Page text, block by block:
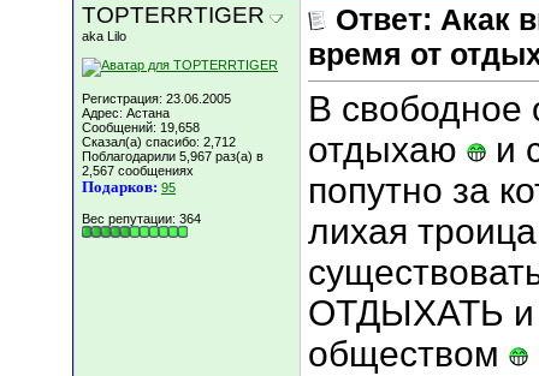
TOPTERRTIGER
aka Lilo
Регистрация: 23.06.2005
Адрес: Астана
Сообщений: 19,658
Сказал(а) спасибо: 2,712
Поблагодарили 5,967 раз(а) в
2,567 сообщениях
Подарков: 95
Вес репутации: 364
Ответ: Акак
время от
В свободное
отдыхаю
и
попутно за
лихая
ОТДЫХАТЬ и
обществом